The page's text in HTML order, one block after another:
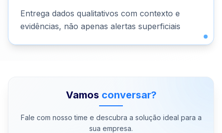
Entrega dados qualitativos com contexto e
evidências, não apenas alertas superficiais
Vamos conversar?
Fale com nosso time e descubra a solução ideal para a
sua empresa.